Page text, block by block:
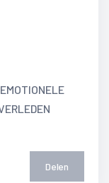
Delen